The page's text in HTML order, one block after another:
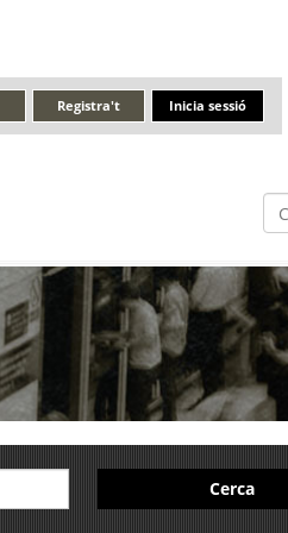
Inicia sessió
Registra't
Cerca